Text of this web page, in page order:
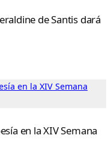
de Santis dará
en la XIV Semana